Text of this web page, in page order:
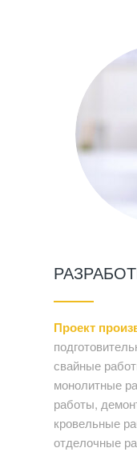
Проект
свайные
монолитные
работы,
кровельные
отделочные